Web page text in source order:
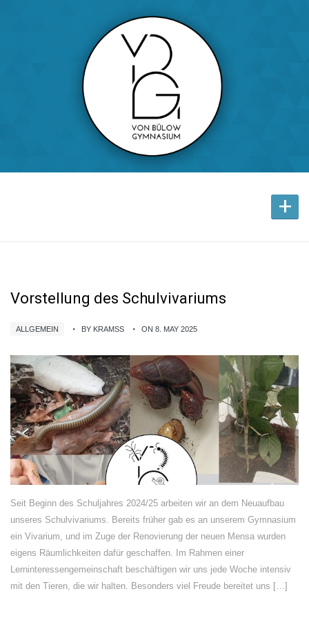
+
Vorstellung des Schulvivariums
ALLGEMEIN BY KRAMSS ON 8. MAY 2025
Seit Beginn des Schuljahres 2024/25 arbeiten wir an dem Neuaufbau
unseres Schulvivariums. Bereits früher gab es an unserem Gymnasium
ein Vivarium, und im Zuge der Renovierung der neuen Mensa wurden
eigens Räumlichkeiten dafür geschaffen. Im Rahmen einer
Lerninteressengemeinschaft beschäftigen wir uns jede Woche intensiv
mit den Tieren, die wir halten. Besonders viel Freude bereitet uns […]